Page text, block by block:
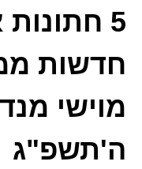
5
חדשות
מוישי
ה'תשפ"ג